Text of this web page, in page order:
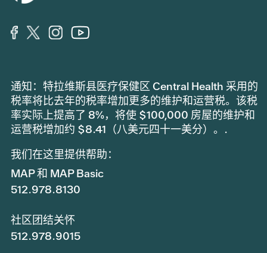
通知：特拉维斯县医疗保健区 Central Health 采用的
税率将比去年的税率增加更多的维护和运营税。该税
率实际上提高了 8%，将使 $100,000 房屋的维护和
运营税增加约 $8.41（八美元四十一美分）。.
我们在这里提供帮助：
MAP 和 MAP Basic
512.978.8130
社区团结关怀
512.978.9015